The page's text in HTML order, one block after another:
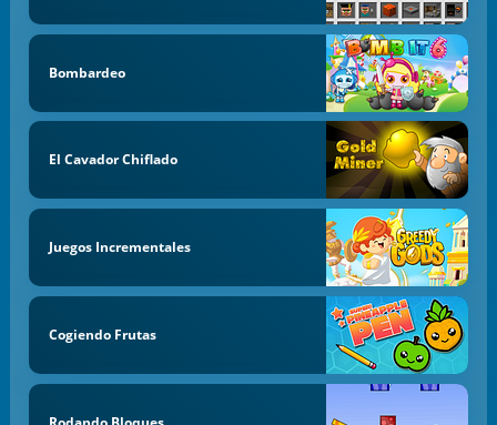
Bombardeo
El Cavador Chiflado
Juegos Incrementales
Cogiendo Frutas